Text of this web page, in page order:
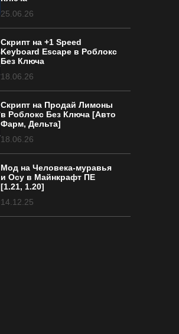
25.06.26
Скрипт на +1 Speed
Keyboard Escape в Роблокс
Без Ключа
18.06.26
Скрипт на Продай Лимоны
в Роблокс Без Ключа [Авто
Фарм, Дельта]
18.06.26
Мод на Человека-муравья
и Осу в Майнкрафт ПЕ
[1.21, 1.20]
14.12.25